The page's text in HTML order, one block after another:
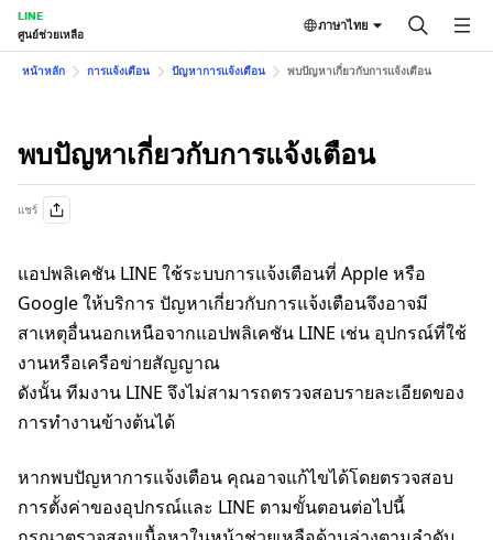
LINE
ศูนย์ช่วยเหลือ
ภาษาไทย
หน้าหลัก การแจ้งเตือน ปัญหาการแจ้งเตือน พบปัญหาเกี่ยวกับการแจ้งเตือน
พบปัญหาเกี่ยวกับการแจ้งเตือน
แชร์
แอปพลิเคชัน LINE ใช้ระบบการแจ้งเตือนที่ Apple หรือ
Google ให้บริการ ปัญหาเกี่ยวกับการแจ้งเตือนจึงอาจมี
สาเหตุอื่นนอกเหนือจากแอปพลิเคชัน LINE เช่น อุปกรณ์ที่ใช้
งานหรือเครือข่ายสัญญาณ
ดังนั้น ทีมงาน LINE จึงไม่สามารถตรวจสอบรายละเอียดของ
การทำงานข้างต้นได้
หากพบปัญหาการแจ้งเตือน คุณอาจแก้ไขได้โดยตรวจสอบ
การตั้งค่าของอุปกรณ์และ LINE ตามขั้นตอนต่อไปนี้